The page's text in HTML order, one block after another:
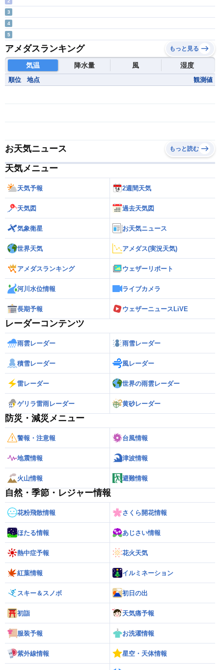
3
4
5
アメダスランキング もっと見る
気温 降水量 風 湿度
順位 地点 観測値
お天気ニュース もっと読む
天気メニュー
天気予報 2週間天気
天気図 過去天気図
気象衛星 お天気ニュース
世界天気 アメダス(実況天気)
アメダスランキング ウェザーリポート
河川水位情報 ライブカメラ
長期予報 ウェザーニュースLiVE
レーダーコンテンツ
雨雲レーダー 雨雪レーダー
積雪レーダー 風レーダー
雷レーダー 世界の雨雲レーダー
ゲリラ雷雨レーダー 黄砂レーダー
防災・減災メニュー
警報・注意報 台風情報
地震情報 津波情報
火山情報 避難情報
自然・季節・レジャー情報
花粉飛散情報 さくら開花情報
ほたる情報 あじさい情報
熱中症予報 花火天気
紅葉情報 イルミネーション
スキー＆スノボ 初日の出
初詣 天気痛予報
服装予報 お洗濯情報
紫外線情報 星空・天体情報